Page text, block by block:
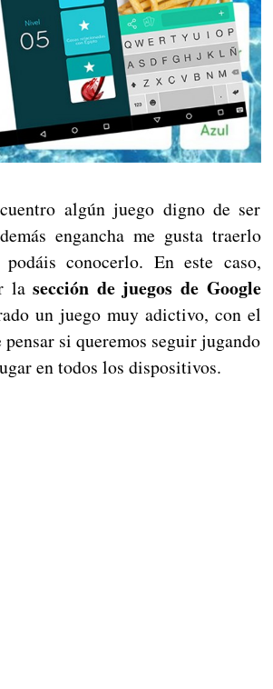
algún juego digno de ser
engancha me gusta traerlo
conocerlo. En este caso,
lasección de juegos de Google
un juego muy adictivo, con el
pensar si queremos seguir jugando
en todos los dispositivos.